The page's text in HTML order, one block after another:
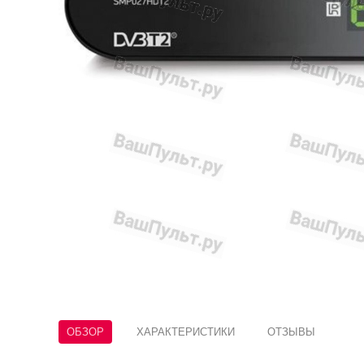
ОБЗОР ХАРАКТЕРИСТИКИ ОТЗЫВЫ